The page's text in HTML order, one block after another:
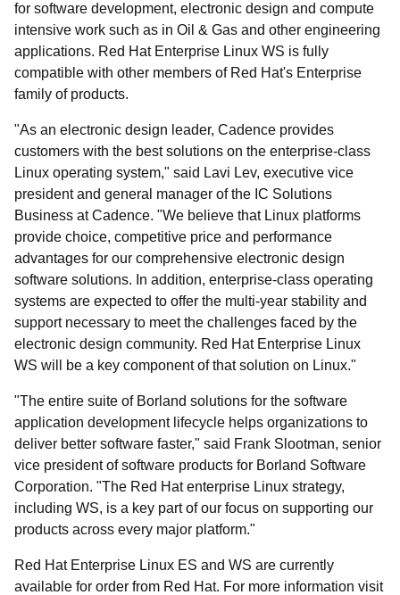
for software development, electronic design and compute
intensive work such as in Oil & Gas and other engineering
applications. Red Hat Enterprise Linux WS is fully
compatible with other members of Red Hat's Enterprise
family of products.
"As an electronic design leader, Cadence provides
customers with the best solutions on the enterprise-class
Linux operating system," said Lavi Lev, executive vice
president and general manager of the IC Solutions
Business at Cadence. "We believe that Linux platforms
provide choice, competitive price and performance
advantages for our comprehensive electronic design
software solutions. In addition, enterprise-class operating
systems are expected to offer the multi-year stability and
support necessary to meet the challenges faced by the
electronic design community. Red Hat Enterprise Linux
WS will be a key component of that solution on Linux."
"The entire suite of Borland solutions for the software
application development lifecycle helps organizations to
deliver better software faster," said Frank Slootman, senior
vice president of software products for Borland Software
Corporation. "The Red Hat enterprise Linux strategy,
including WS, is a key part of our focus on supporting our
products across every major platform."
Red Hat Enterprise Linux ES and WS are currently
available for order from Red Hat. For more information visit